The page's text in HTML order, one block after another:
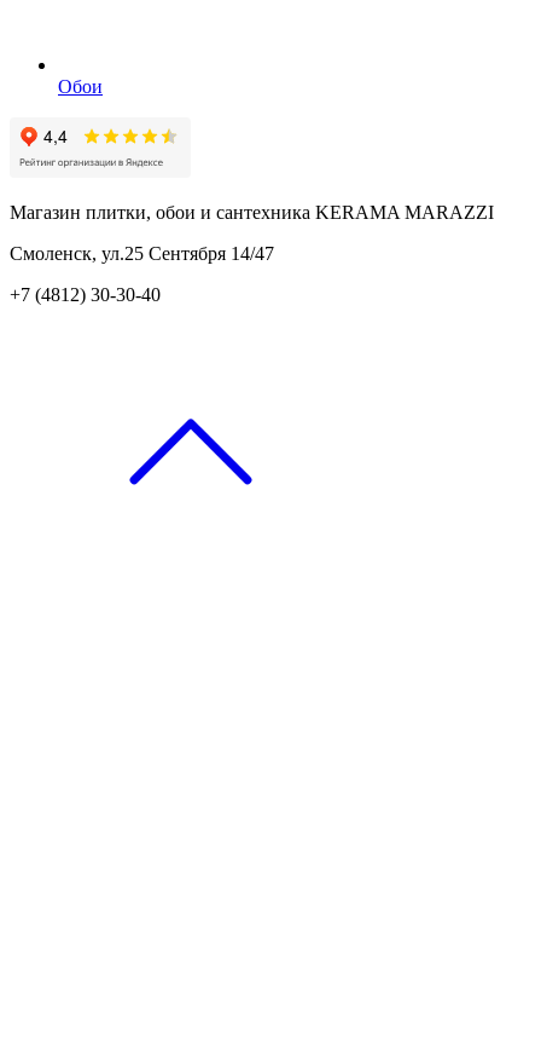
Обои
Магазин плитки, обои и сантехника KERAMA MARAZZI
Смоленск, ул.25 Сентября 14/47
+7 (4812) 30-30-40